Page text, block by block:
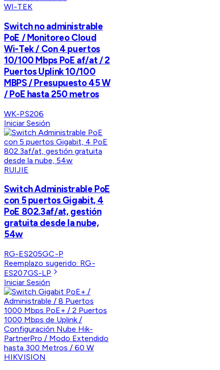
WI-TEK
Switch no administrable
PoE / Monitoreo Cloud
Wi-Tek / Con 4 puertos
10/100 Mbps PoE af/at / 2
Puertos Uplink 10/100
MBPS / Presupuesto 45 W
/ PoE hasta 250 metros
WK-PS206
Iniciar Sesión
RUIJIE
Switch Administrable PoE
con 5 puertos Gigabit, 4
PoE 802.3af/at, gestión
gratuita desde la nube,
54w
RG-ES205GC-P
Reemplazo sugerido: RG-
ES207GS-LP
Iniciar Sesión
HIKVISION